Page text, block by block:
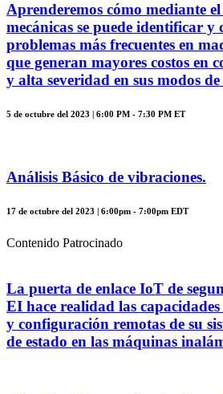
Aprenderemos cómo mediante
mecánicas se puede identificar y
problemas más frecuentes en
que generan mayores costos en
y alta severidad en sus modos
5 de octubre del 2023 | 6:00 PM - 7:30 PM ET
Análisis Básico de vibraciones.
17 de octubre del 2023 | 6:00pm - 7:00pm EDT
Contenido Patrocinado
La puerta de enlace IoT de
EI hace realidad las
y configuración remotas de su
de estado en las máquinas